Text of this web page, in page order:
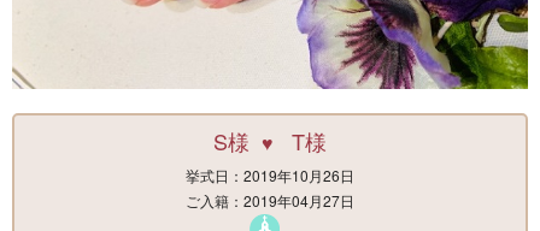
S様 ♥ T様
挙式日：2019年10月26日
ご入籍：2019年04月27日